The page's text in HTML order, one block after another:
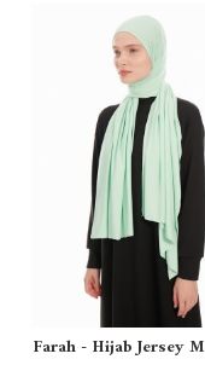
Farah - Hijab Jersey